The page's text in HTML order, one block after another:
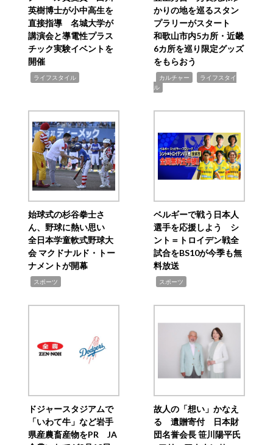
英樹博士が小中高生を
直接指導 名城大学が
講演会と導電性プラス
チック実験イベントを
開催
ライフスタイル
かりの地を巡るスタン
プラリーがスタート
和歌山市内5カ所・近畿
6カ所を巡り限定グッズ
をもらおう
カルチャー
ライフスタイ
ル
始球式の杉谷拳士さ
ん、野球に熱い思い
全日本学童軟式野球大
会 マクドナルド・トー
ナメントが開幕
スポーツ
ベルギーで戦う日本人
選手を応援しよう シ
ント＝トロイデン戦全
試合をBS10が今季も無
料放送
スポーツ
ドジャースタジアムで
「いわて牛」など岩手
県産農畜産物をPR JA
故人の「想い」かなえ
る 遺贈寄付 日本財
団名誉会長 笹川陽平氏